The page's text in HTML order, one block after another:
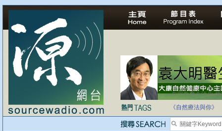
自家教育合法化-
《自然療法與你》